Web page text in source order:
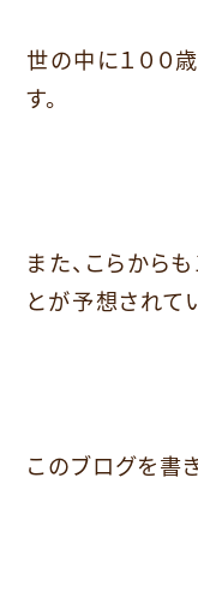
世の中に１００
す。
また、こらから
とが予想されて
このブログを書